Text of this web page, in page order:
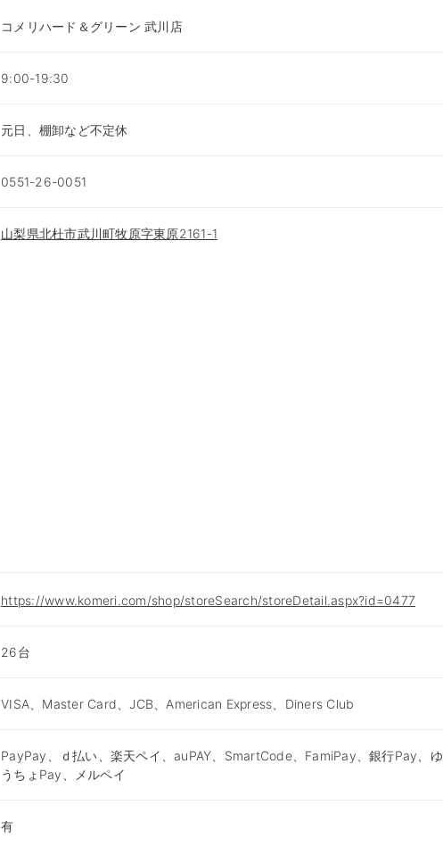
コメリハード＆グリーン 武川店
9:00-19:30
元日、棚卸など不定休
0551-26-0051
山梨県北杜市武川町牧原字東原2161-1
https://www.komeri.com/shop/storeSearch/storeDetail.aspx?id=0477
26台
VISA、Master Card、JCB、American Express、Diners Club
PayPay、ｄ払い、楽天ペイ、auPAY、SmartCode、FamiPay、銀行Pay、ゆ
うちょPay、メルペイ
有